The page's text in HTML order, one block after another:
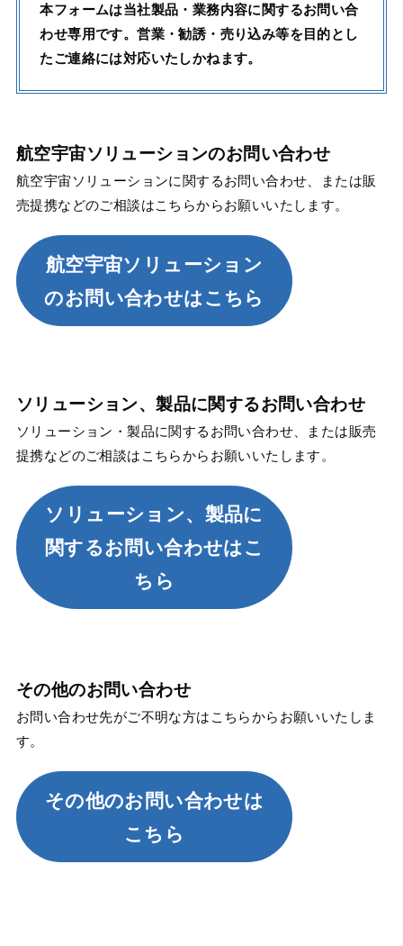
本フォームは当社製品・業務内容に関するお問い合
わせ専用です。営業・勧誘・売り込み等を目的とし
たご連絡には対応いたしかねます。
航空宇宙ソリューションのお問い合わせ
航空宇宙ソリューションに関するお問い合わせ、または販
売提携などのご相談はこちらからお願いいたします。
航空宇宙ソリューション
のお問い合わせはこちら
ソリューション、製品に関するお問い合わせ
ソリューション・製品に関するお問い合わせ、または販売
提携などのご相談はこちらからお願いいたします。
ソリューション、製品に
関するお問い合わせはこ
ちら
その他のお問い合わせ
お問い合わせ先がご不明な方はこちらからお願いいたしま
す。
その他のお問い合わせは
こちら